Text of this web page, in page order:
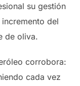
su gestión
del
de oliva.
corrobora:
cada vez